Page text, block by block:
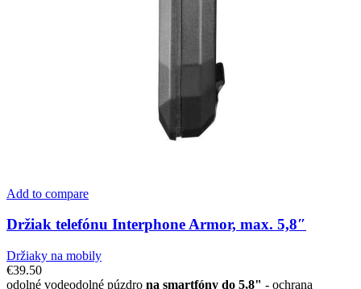
Add to compare
Držiak telefónu Interphone Armor, max. 5,8″
Držiaky na mobily
€39.50
odolné vodeodolné púzdro na smartfóny do 5,8" - ochrana